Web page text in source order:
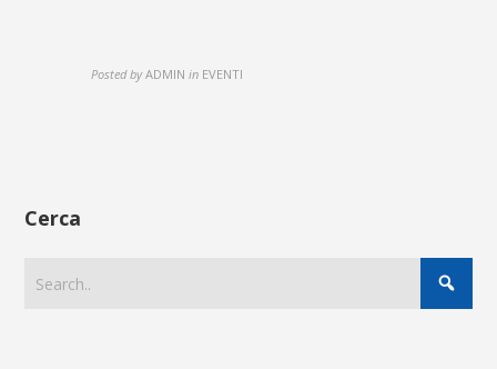
Posted by ADMIN in EVENTI
Cerca